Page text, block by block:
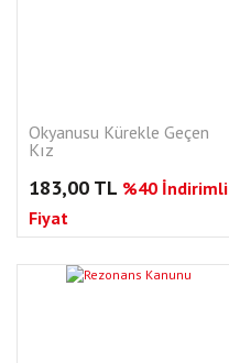
Okyanusu Kürekle Geçen
Kız
183,00 TL %40 İndirimli
Fiyat